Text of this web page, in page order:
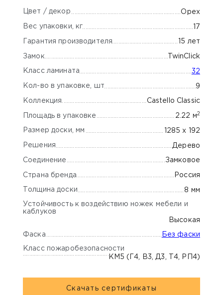
Цвет / декор Орех
Вес упаковки, кг 17
Гарантия производителя 15 лет
Замок TwinClick
Класс ламината 32
Кол-во в упаковке, шт 9
Коллекция Castello Classic
Площадь в упаковке 2.22 м2
Размер доски, мм 1285 х 192
Решения Дерево
Соединение Замковое
Страна бренда Россия
Толщина доски 8 мм
Устойчивость к воздействию ножек мебели и
каблуков
Высокая
Фаска Без фаски
Класс пожаробезопасности
КМ5 (Г4, В3, Д3, Т4, РП4)
Скачать сертификаты